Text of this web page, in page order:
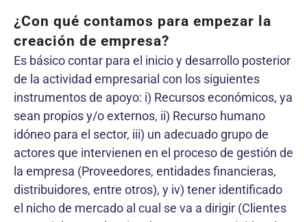
¿Con qué contamos para empezar la
creación de empresa?
Es básico contar para el inicio y desarrollo posterior
de la actividad empresarial con los siguientes
instrumentos de apoyo: i) Recursos económicos, ya
sean propios y/o externos, ii) Recurso humano
idóneo para el sector, iii) un adecuado grupo de
actores que intervienen en el proceso de gestión de
la empresa (Proveedores, entidades financieras,
distribuidores, entre otros), y iv) tener identificado
el nicho de mercado al cual se va a dirigir (Clientes